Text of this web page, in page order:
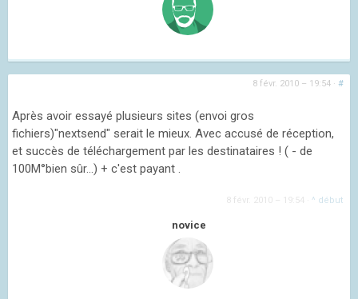
8 févr. 2010 – 19:54 · #
Après avoir essayé plusieurs sites (envoi gros
fichiers)"nextsend" serait le mieux. Avec accusé de réception,
et succès de téléchargement par les destinataires ! ( - de
100M°bien sûr...) + c'est payant .
8 févr. 2010 – 19:54 ^ début
novice